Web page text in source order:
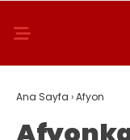
Ana Sayfa ›Afyon